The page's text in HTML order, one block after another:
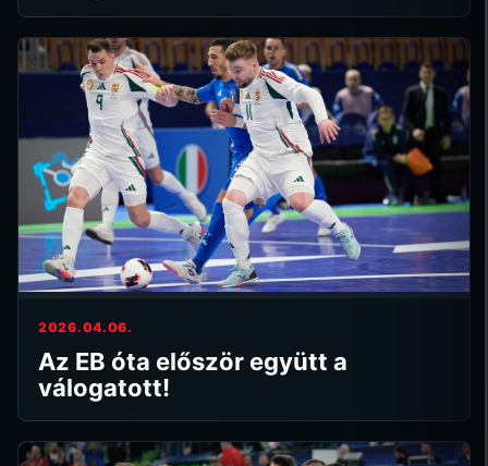
2026.04.06.
Az EB óta először együtt a
válogatott!